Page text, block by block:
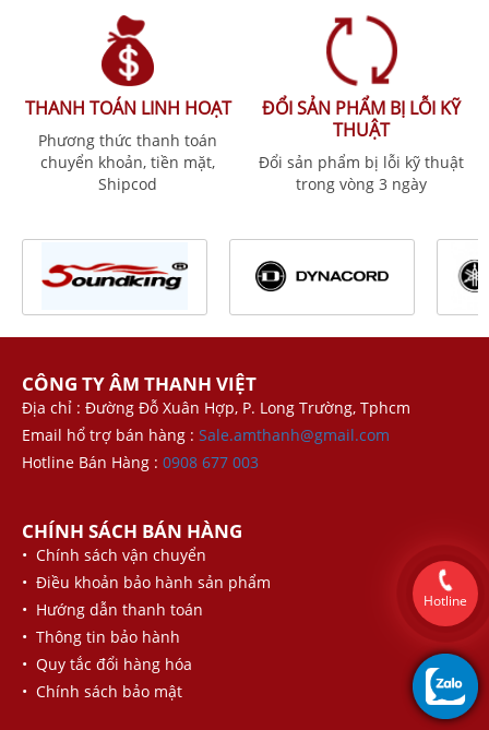
THANH TOÁN LINH HOẠT
Phương thức thanh toán
chuyển khoản, tiền mặt,
Shipcod
ĐỔI SẢN PHẨM BỊ LỖI KỸ
THUẬT
Đổi sản phẩm bị lỗi kỹ thuật
trong vòng 3 ngày
CÔNG TY ÂM THANH VIỆT
Địa chỉ : Đường Đỗ Xuân Hợp, P. Long Trường, Tphcm
Email hổ trợ bán hàng : Sale.amthanh@gmail.com
Hotline Bán Hàng : 0908 677 003
CHÍNH SÁCH BÁN HÀNG
• Chính sách vận chuyển
• Điều khoản bảo hành sản phẩm
• Hướng dẫn thanh toán
• Thông tin bảo hành
• Quy tắc đổi hàng hóa
• Chính sách bảo mật
Hotline